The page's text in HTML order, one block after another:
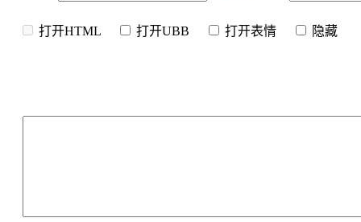
打开HTML 打开UBB 打开表情 隐